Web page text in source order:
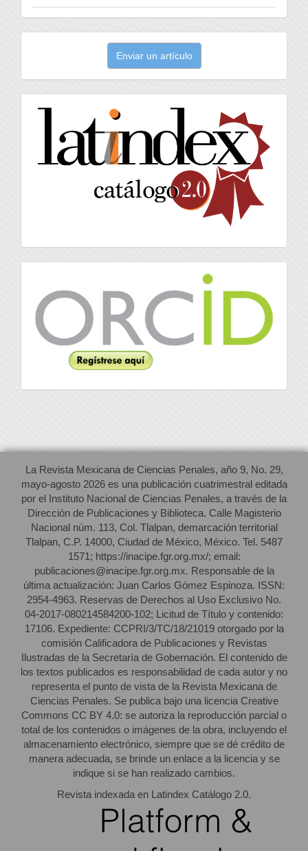
artículo
Enviar un artículo
latindex
La Revista Mexicana de Ciencias Penales, año 9, No. 29,
mayo-agosto 2026 es una publicación cuatrimestral editada
por el Instituto Nacional de Ciencias Penales, a través de la
Dirección de Publicaciones y Biblioteca. Calle Magisterio
Nacional núm. 113, Col. Tlalpan, demarcación territorial
Tlalpan, C.P. 14000, Ciudad de México, México. Tel. 5487
1571; https://inacipe.fgr.org.mx/; email:
publicaciones@inacipe.fgr.org.mx. Responsable de la
última actualización: Juan Carlos Gómez Espinoza. ISSN:
2954-4963. Reservas de Derechos al Uso Exclusivo No.
04-2017-080214584200-102; Licitud de Título y contenido:
17106. Expediente: CCPRI/3/TC/18/21019 otorgado por la
comisión Calificadora de Publicaciones y Revistas
Ilustradas de la Secretaría de Gobernación. El contenido de
los textos publicados es responsabilidad de cada autor y no
representa el punto de vista de la Revista Mexicana de
Ciencias Penales. Se publica bajo una licencia Creative
Commons CC BY 4.0: se autoriza la reproducción parcial o
total de los contenidos o imágenes de la obra, incluyendo el
almacenamiento electrónico, siempre que se dé crédito de
manera adecuada, se brinde un enlace a la licencia y se
indique si se han realizado cambios.
Revista indexada en Latindex Catálogo 2.0.